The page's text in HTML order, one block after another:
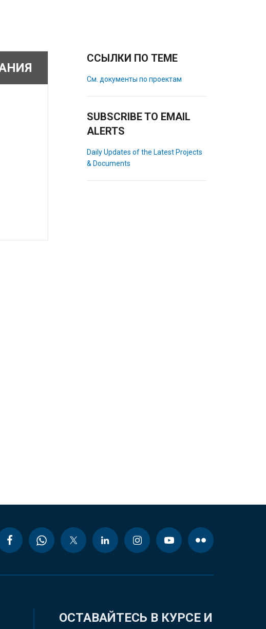
ССЫЛКИ ПО ТЕМЕ
См. документы по проектам
SUBSCRIBE TO EMAIL
ALERTS
Daily Updates of the Latest Projects
& Documents
ОСТАВАЙТЕСЬ В КУРСЕ И